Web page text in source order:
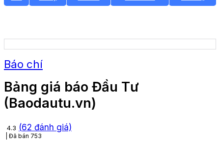
Báo chí
Bảng giá báo Đầu Tư
(Baodautu.vn)
4.3 (62 đánh giá)
Đã bán 753